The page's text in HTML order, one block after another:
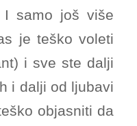
I samo još više
je teško voleti
i sve ste dalji
i dalji od ljubavi
objasniti da